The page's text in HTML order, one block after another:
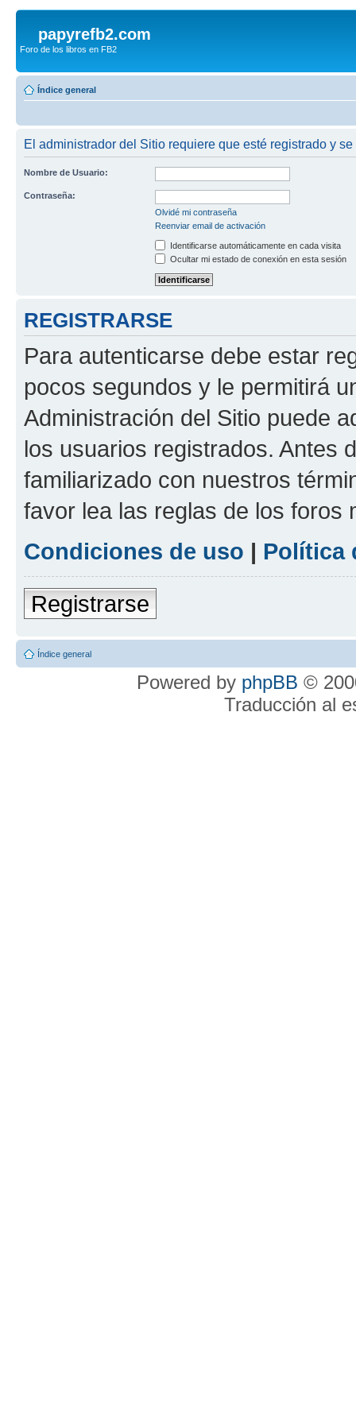
papyrefb2.com
Foro de los libros en FB2
Índice general
El administrador del Sitio requiere que esté registrado y
Nombre de Usuario:
Contraseña:
Olvidé mi contraseña
Reenviar email de activación
Identificarse automáticamente en cada visita
Ocultar mi estado de conexión en esta sesión
REGISTRARSE
Para autenticarse debe estar
pocos segundos y le permitirá
Administración del Sitio puede
los usuarios registrados. Antes
familiarizado con nuestros
favor lea las reglas de los foros
Condiciones de uso | Política
Registrarse
Índice general
Powered by phpBB ©
Traducción al